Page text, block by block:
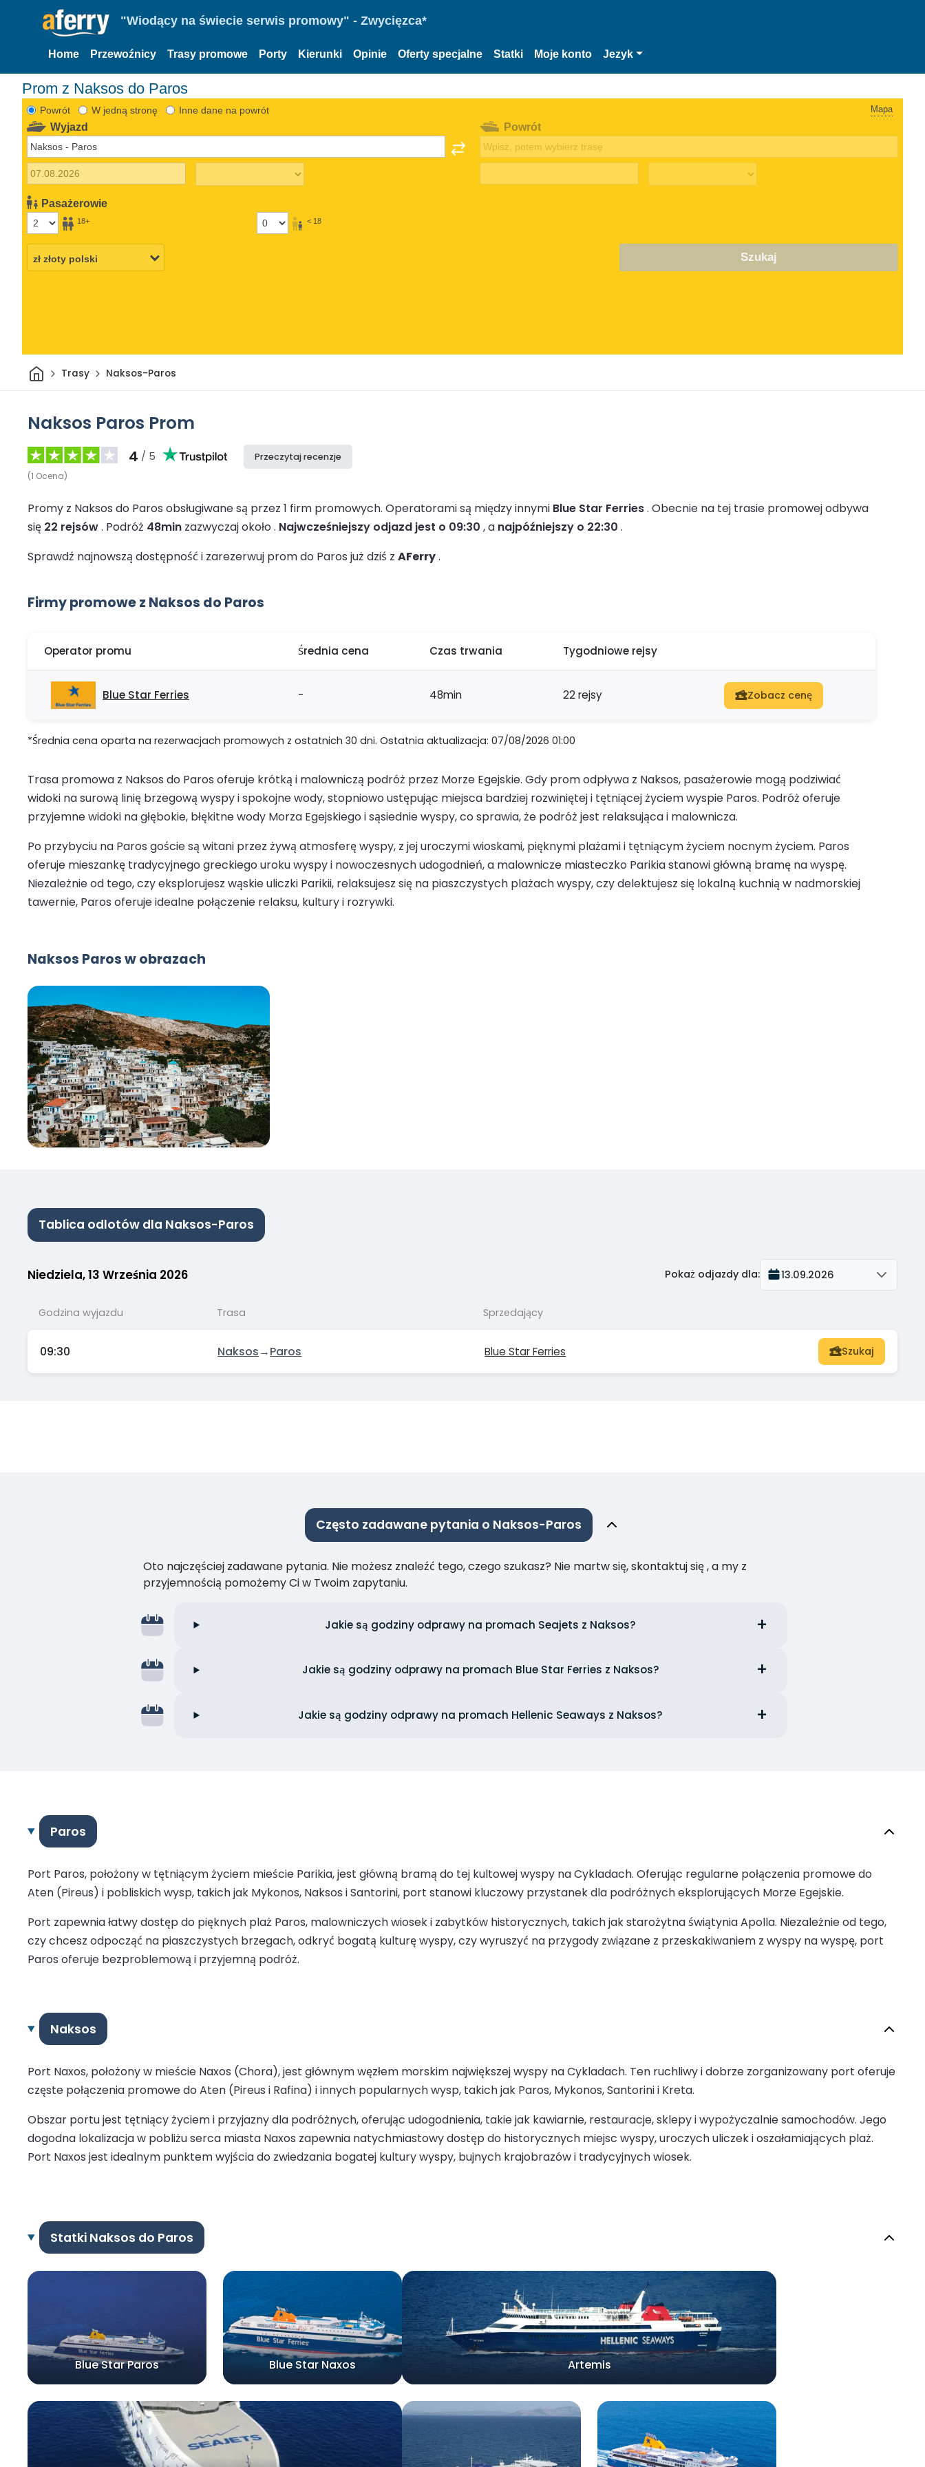
"Wiodący na świecie serwis promowy" - Zwycięzca*
Home Przewoźnicy Trasy promowe Porty Kierunki Opinie Oferty specjalne Statki Moje konto Jezyk
Prom z Naksos do Paros
Powrót W jedną stronę Inne dane na powrót Mapa
Wyjazd
Pasażerowie
18+ < 18
Powrót
Szukaj
DomTrasy Naksos-Paros
Naksos Paros Prom
4 / 5
(1 Ocena)
Przeczytaj recenzje
Promy z Naksos do Paros obsługiwane są przez 1 firm promowych. Operatorami są między innymi Blue Star Ferries. Obecnie na tej trasie promowej odbywa
się 22 rejsów. Podróż 48min zazwyczaj około . Najwcześniejszy odjazd jest o 09:30 , a najpóźniejszy o 22:30 .
Sprawdź najnowszą dostępność i zarezerwuj prom do Paros już dziś z AFerry.
Firmy promowe z Naksos do Paros
Operator promu Średnia cena Czas trwania Tygodniowe rejsy
Blue Star Ferries - 48min 22 rejsy Zobacz cenę
*Średnia cena oparta na rezerwacjach promowych z ostatnich 30 dni. Ostatnia aktualizacja: 07/08/2026 01:00
Trasa promowa z Naksos do Paros oferuje krótką i malowniczą podróż przez Morze Egejskie. Gdy prom odpływa z Naksos, pasażerowie mogą podziwiać
widoki na surową linię brzegową wyspy i spokojne wody, stopniowo ustępując miejsca bardziej rozwiniętej i tętniącej życiem wyspie Paros. Podróż oferuje
przyjemne widoki na głębokie, błękitne wody Morza Egejskiego i sąsiednie wyspy, co sprawia, że podróż jest relaksująca i malownicza.
Po przybyciu na Paros goście są witani przez żywą atmosferę wyspy, z jej uroczymi wioskami, pięknymi plażami i tętniącym życiem nocnym życiem. Paros
oferuje mieszankę tradycyjnego greckiego uroku wyspy i nowoczesnych udogodnień, a malownicze miasteczko Parikia stanowi główną bramę na wyspę.
Niezależnie od tego, czy eksplorujesz wąskie uliczki Parikii, relaksujesz się na piaszczystych plażach wyspy, czy delektujesz się lokalną kuchnią w nadmorskiej
tawernie, Paros oferuje idealne połączenie relaksu, kultury i rozrywki.
Naksos Paros w obrazach
Tablica odlotów dla Naksos-Paros
Niedziela, 13 Września 2026 Pokaż odjazdy dla: 13.09.2026
Godzina wyjazdu Trasa Sprzedający
09:30 Naksos→Paros Blue Star Ferries Szukaj
Często zadawane pytania o Naksos-Paros
Oto najczęściej zadawane pytania. Nie możesz znaleźć tego, czego szukasz? Nie martw się, skontaktuj się , a my z
przyjemnością pomożemy Ci w Twoim zapytaniu.
Jakie są godziny odprawy na promach Seajets z Naksos?
Jakie są godziny odprawy na promach Blue Star Ferries z Naksos?
Jakie są godziny odprawy na promach Hellenic Seaways z Naksos?
Paros
Port Paros, położony w tętniącym życiem mieście Parikia, jest główną bramą do tej kultowej wyspy na Cykladach. Oferując regularne połączenia promowe do
Aten (Pireus) i pobliskich wysp, takich jak Mykonos, Naksos i Santorini, port stanowi kluczowy przystanek dla podróżnych eksplorujących Morze Egejskie.
Port zapewnia łatwy dostęp do pięknych plaż Paros, malowniczych wiosek i zabytków historycznych, takich jak starożytna świątynia Apolla. Niezależnie od tego,
czy chcesz odpocząć na piaszczystych brzegach, odkryć bogatą kulturę wyspy, czy wyruszyć na przygody związane z przeskakiwaniem z wyspy na wyspę, port
Paros oferuje bezproblemową i przyjemną podróż.
Naksos
Port Naxos, położony w mieście Naxos (Chora), jest głównym węzłem morskim największej wyspy na Cykladach. Ten ruchliwy i dobrze zorganizowany port oferuje
częste połączenia promowe do Aten (Pireus i Rafina) i innych popularnych wysp, takich jak Paros, Mykonos, Santorini i Kreta.
Obszar portu jest tętniący życiem i przyjazny dla podróżnych, oferując udogodnienia, takie jak kawiarnie, restauracje, sklepy i wypożyczalnie samochodów. Jego
dogodna lokalizacja w pobliżu serca miasta Naxos zapewnia natychmiastowy dostęp do historycznych miejsc wyspy, uroczych uliczek i oszałamiających plaż.
Port Naxos jest idealnym punktem wyjścia do zwiedzania bogatej kultury wyspy, bujnych krajobrazów i tradycyjnych wiosek.
Statki Naksos do Paros
Blue Star Paros Blue Star Naxos Artemis